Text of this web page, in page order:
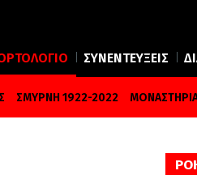
ΣΥΝΕΝΤΕΥΞΕΙΣ
ΣΜΥΡΝΗ 1922-2022